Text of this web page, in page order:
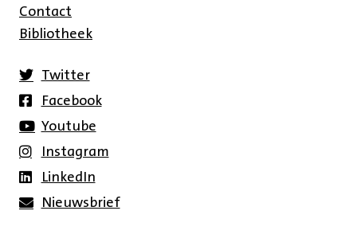
Contact
Bibliotheek
Twitter
Facebook
Youtube
Instagram
LinkedIn
Nieuwsbrief